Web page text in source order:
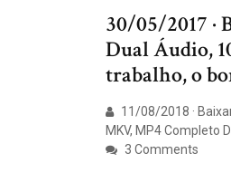
30/05/2017 ·
Dual Áudio,
trabalho, o
11/08/2018 ·
MKV, MP4 Completo
3 Comments